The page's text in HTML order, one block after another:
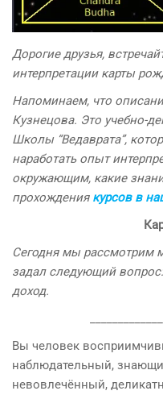
Дорогие друзья,
интерпретации карты
Напоминаем, что
Кузнецова. Это учебно-
Школы “Ведаврата”,
наработать опыт
окружающим, какие
прохождения курсов в
Сегодня мы рассмотрим
задал следующий
доход.
Вы человек
наблюдательный,
невовлечённый,